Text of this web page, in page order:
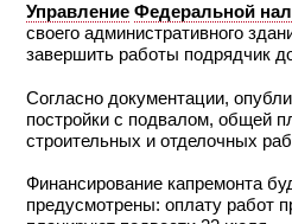
Управление Федеральной
своего административного
завершить работы подрядчик
Согласно документации,
постройки с подвалом, общей
строительных и отделочных
Финансирование капремонта
предусмотрены: оплату работ